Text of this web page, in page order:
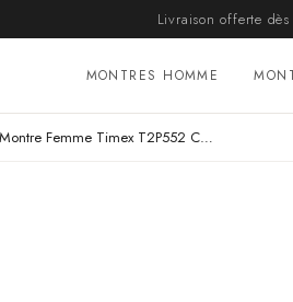
Livraison offerte
MONTRES HOMME
Montre Femme Timex T2P552 Cadran doré et bracelet acier argenté